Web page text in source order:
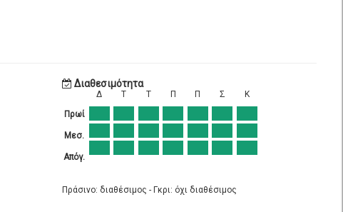
Διαθεσιμότητα
Πρωί
Μεσ.
Απόγ.
Δ Τ Τ Π Π Σ Κ
Πράσινο: διαθέσιμος - Γκρι: όχι διαθέσιμος